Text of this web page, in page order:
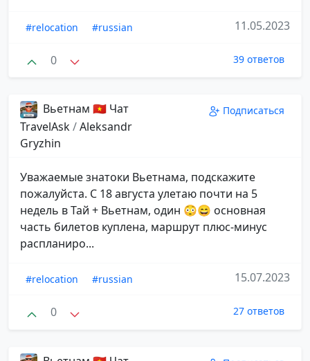
#relocation #russian 11.05.2023
0 39 ответов
Вьетнам 🇻🇳 Чат
TravelAsk/Aleksandr
Gryzhin
Подписаться
Уважаемые знатоки Вьетнама, подскажите
пожалуйста. С 18 августа улетаю почти на 5
недель в Тай + Вьетнам, один 😳😄 основная
часть билетов куплена, маршрут плюс-минус
распланиро...
#relocation #russian 15.07.2023
0 27 ответов